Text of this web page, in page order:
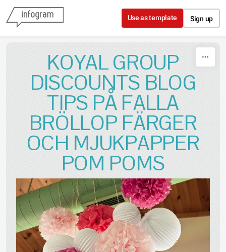
Skip to content
Use as template Sign up
KOYAL GROUP
DISCOUNTS BLOG
TIPS PÅ FALLA
BRÖLLOP FÄRGER
OCH MJUKPAPPER
POM POMS